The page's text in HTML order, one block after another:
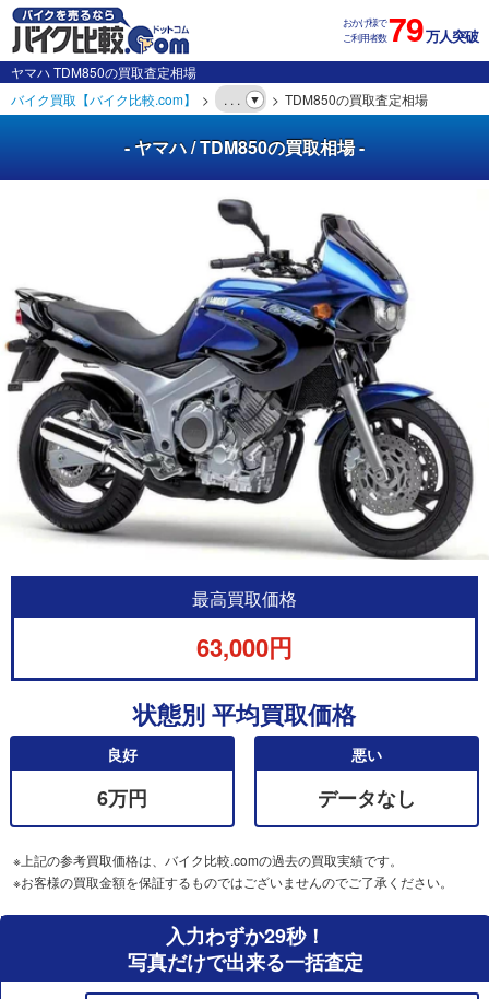
おかげ様で
ご利用者数79万人突破
ヤマハ TDM850の買取査定相場
バイク買取【バイク比較.com】
. . . TDM850の買取査定相場
- ヤマハ / TDM850の買取相場 -
最高買取価格
63,000円
状態別 平均買取価格
良好
6万円
悪い
データなし
※上記の参考買取価格は、バイク比較.comの過去の買取実績です。
※お客様の買取金額を保証するものではございませんのでご了承ください。
入力わずか29秒！
写真だけで出来る一括査定